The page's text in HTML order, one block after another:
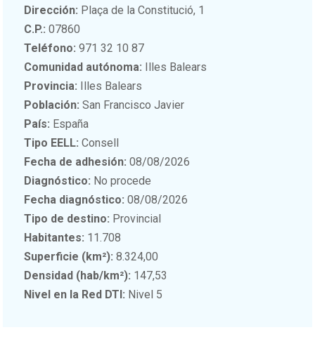
Dirección: Plaça de la Constitució, 1
C.P.: 07860
Teléfono: 971 32 10 87
Comunidad autónoma: Illes Balears
Provincia: Illes Balears
Población: San Francisco Javier
País: España
Tipo EELL: Consell
Fecha de adhesión: 08/08/2026
Diagnóstico: No procede
Fecha diagnóstico: 08/08/2026
Tipo de destino: Provincial
Habitantes: 11.708
Superficie (km²): 8.324,00
Densidad (hab/km²): 147,53
Nivel en la Red DTI: Nivel 5